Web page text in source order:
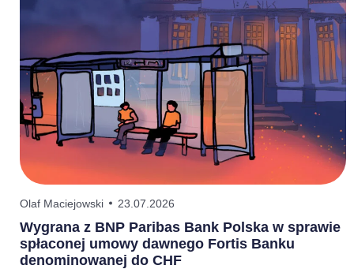
Olaf Maciejowski 23.07.2026
Wygrana z BNP Paribas Bank Polska w sprawie
spłaconej umowy dawnego Fortis Banku
denominowanej do CHF